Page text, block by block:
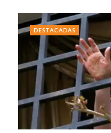
DESTACADAS